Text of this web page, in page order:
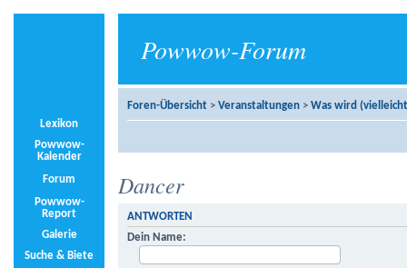
Powwow-Forum
Lexikon
Powwow-
Kalender
Forum
Powwow-
Report
Galerie
Suche & Biete
Foren-Übersicht > Veranstaltungen > Was wird
Dancer
ANTWORTEN
Dein Name: